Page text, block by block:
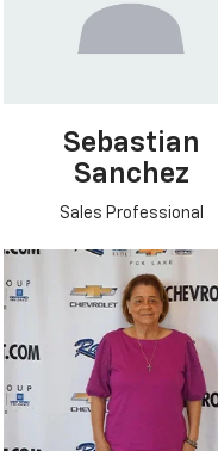
Sebastian
Sanchez
Sales Professional